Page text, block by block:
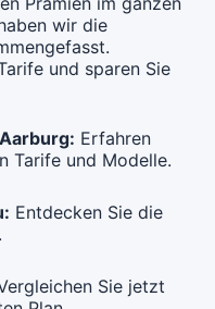
CHF 101.15
CHF 112.05
CHF 120.85
FAVORIT MEDICA
CHF 122.85
CHF 132.55
FAVORIT MEDICA
FAVORIT CASA
CHF 133.75
CHF 144.15
FAVORIT MEDICA
CHF 133.75
CHF 144.15
FAVORIT CASA
wir die
und sparen Sie
Erfahren
Tarife und Modelle.
Entdecken Sie die
Sie jetzt